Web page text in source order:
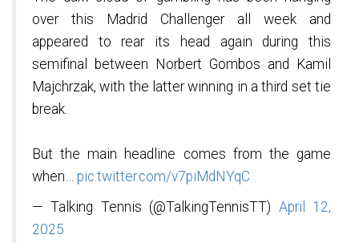
over this Madrid Challenger all week and
appeared to rear its head again during this
semifinal between Norbert Gombos and Kamil
Majchrzak, with the latter winning in a third set tie
break.
But the main headline comes from the game
when… pic.twitter.com/v7piMdNYqC
— Talking Tennis (@TalkingTennisTT) April 12,
2025